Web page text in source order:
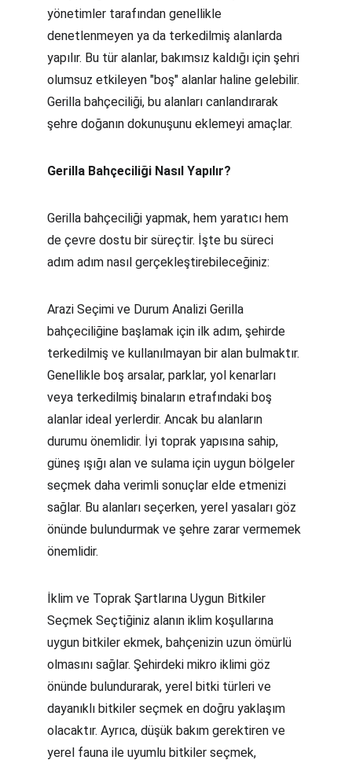
yönetimler tarafından genellikle
denetlenmeyen ya da terkedilmiş alanlarda
yapılır. Bu tür alanlar, bakımsız kaldığı için şehri
olumsuz etkileyen "boş" alanlar haline gelebilir.
Gerilla bahçeciliği, bu alanları canlandırarak
şehre doğanın dokunuşunu eklemeyi amaçlar.
Gerilla Bahçeciliği Nasıl Yapılır?
Gerilla bahçeciliği yapmak, hem yaratıcı hem
de çevre dostu bir süreçtir. İşte bu süreci
adım adım nasıl gerçekleştirebileceğiniz:
Arazi Seçimi ve Durum Analizi Gerilla
bahçeciliğine başlamak için ilk adım, şehirde
terkedilmiş ve kullanılmayan bir alan bulmaktır.
Genellikle boş arsalar, parklar, yol kenarları
veya terkedilmiş binaların etrafındaki boş
alanlar ideal yerlerdir. Ancak bu alanların
durumu önemlidir. İyi toprak yapısına sahip,
güneş ışığı alan ve sulama için uygun bölgeler
seçmek daha verimli sonuçlar elde etmenizi
sağlar. Bu alanları seçerken, yerel yasaları göz
önünde bulundurmak ve şehre zarar vermemek
önemlidir.
İklim ve Toprak Şartlarına Uygun Bitkiler
Seçmek Seçtiğiniz alanın iklim koşullarına
uygun bitkiler ekmek, bahçenizin uzun ömürlü
olmasını sağlar. Şehirdeki mikro iklimi göz
önünde bulundurarak, yerel bitki türleri ve
dayanıklı bitkiler seçmek en doğru yaklaşım
olacaktır. Ayrıca, düşük bakım gerektiren ve
yerel fauna ile uyumlu bitkiler seçmek,